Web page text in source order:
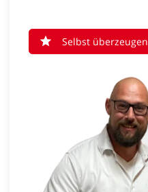
Selbst überzeugen